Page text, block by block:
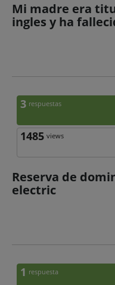
Mi madre era
ingles y ha
3 respuestas
1485 views
Reserva de
electric
1 respuesta